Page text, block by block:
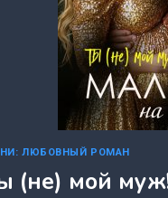
ЛЮБОВНЫЙ РОМАН
(не) мой